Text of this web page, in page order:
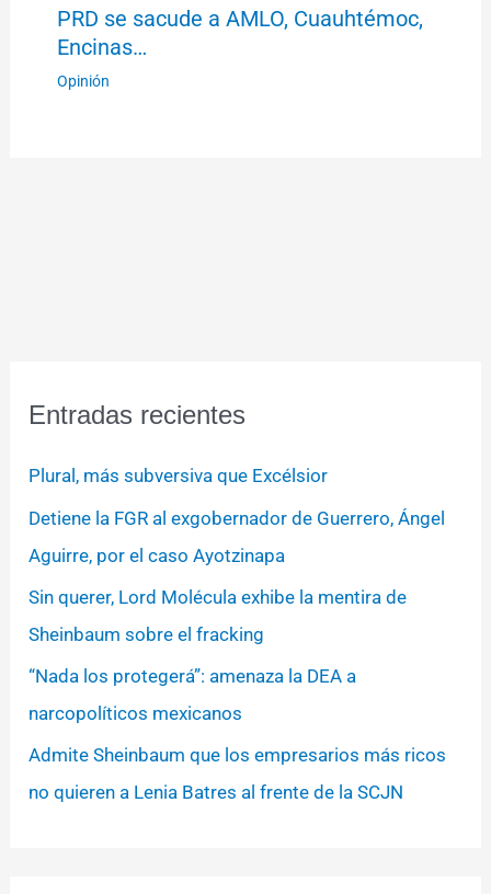
PRD se sacude a AMLO, Cuauhtémoc,
Encinas…
Opinión
Entradas recientes
Plural, más subversiva que Excélsior
Detiene la FGR al exgobernador de Guerrero, Ángel
Aguirre, por el caso Ayotzinapa
Sin querer, Lord Molécula exhibe la mentira de
Sheinbaum sobre el fracking
“Nada los protegerá”: amenaza la DEA a
narcopolíticos mexicanos
Admite Sheinbaum que los empresarios más ricos
no quieren a Lenia Batres al frente de la SCJN